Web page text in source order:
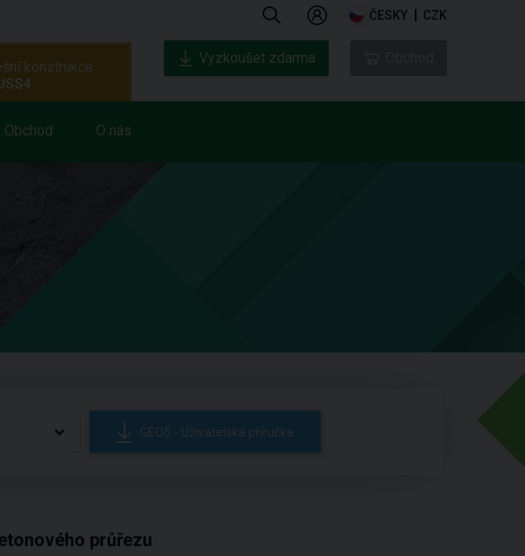
ČESKY CZK
Obchod O nás
konstrukce
Vyzkoušet zdarma
GEO5 - Uživatelská příručka
průřezu